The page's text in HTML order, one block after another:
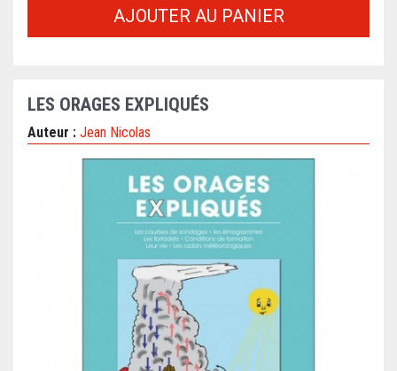
AJOUTER AU PANIER
LES ORAGES EXPLIQUÉS
Auteur : Jean Nicolas